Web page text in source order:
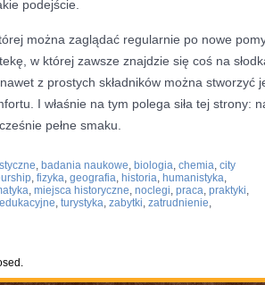
podejście.
można zaglądać regularnie po nowe
w której zawsze znajdzie się coś na
z prostych składników można stworzyć
I właśnie na tym polega siła tej strony:
pełne smaku.
, badania naukowe, biologia, chemia, city
, fizyka, geografia, historia, humanistyka,
, miejsca historyczne, noclegi, praca, praktyki,
, turystyka, zabytki, zatrudnienie,